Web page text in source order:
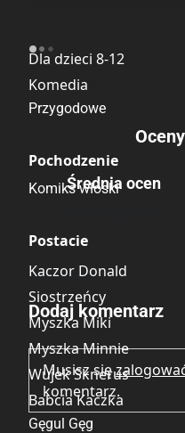
Dla dzieci 8-12
Komedia
Przygodowe
Pochodzenie
Komiks włoski
Postacie
Kaczor Donald
Siostrzeńcy
Myszka Miki
Myszka Minnie
Wujek Sknerus
Babcia Kaczka
Gęgul Gęg
Średnia ocen
Brak opinii.
Dodaj komentarz
Musisz się
komentarz.